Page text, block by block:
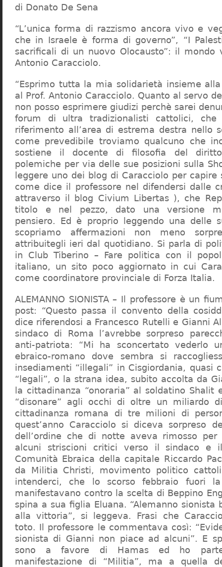
di Donato De Sena
“L’unica forma di razzismo ancora vivo e
che in Israele è forma di governo”, “I
sacrificali di un nuovo Olocausto”: il mondo
Antonio Caracciolo.
“Esprimo tutta la mia solidarietà insieme
al Prof. Antonio Caracciolo. Quanto al servo
non posso esprimere giudizi perchè sarei
forum di ultra tradizionalisti cattolici,
riferimento all’area di estrema destra nello
come prevedibile troviamo qualcuno che
sostiene il docente di filosofia del
polemiche per via delle sue posizioni sulla
leggere uno dei blog di Caracciolo per
come dice il professore nel difendersi dalle
attraverso il blog Civium Libertas ), che
titolo e nel pezzo, dato una versione
pensiero. Ed è proprio leggendo una delle
scopriamo affermazioni non meno
attribuitegli ieri dal quotidiano. Si parla di
in Club Tiberino – Fare politica con il
italiano, un sito poco aggiornato in cui
come coordinatore provinciale di Forza Italia.
ALEMANNO SIONISTA – Il professore è un
post: “Questo passa il convento della
dice riferendosi a Francesco Rutelli e Gianni
sindaco di Roma l’avrebbe sorpreso
anti-patriota: “Mi ha sconcertato vederlo
ebraico-romano dove sembra si
insediamenti “illegali” in Cisgiordania, quasi
“legali”, o la strana idea, subito accolta da
la cittadinanza “onoraria” al soldatino Shalit
“disonare” agli occhi di oltre un miliardo
cittadinanza romana di tre milioni di
quest’anno Caracciolo si diceva sorpreso
dell’ordine che di notte aveva rimosso
alcuni striscioni critici verso il sindaco e
Comunità Ebraica della capitale Riccardo
da Militia Christi, movimento politico
intenderci, che lo scorso febbraio fuori
manifestavano contro la scelta di Beppino
spina a sua figlia Eluana. “Alemanno sionista
alla vittoria”, si leggeva. Frasi che
toto. Il professore le commentava così:
sionista di Gianni non piace ad alcuni”. E
sono a favore di Hamas ed ho
manifestazione di “Militia”, ma a quella